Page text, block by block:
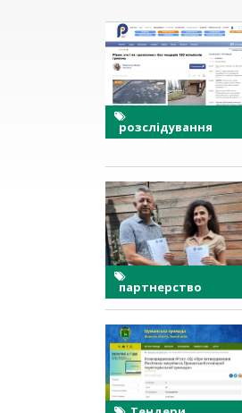
розслідування
партнерство